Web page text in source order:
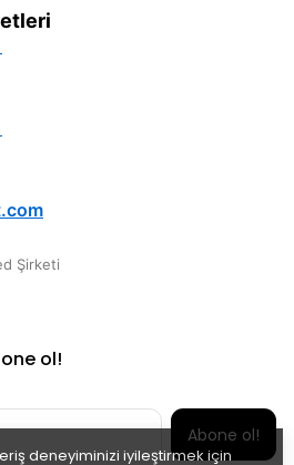
deneyiminizi iyileştirmek için
Şirketi
ol!
Abone ol!